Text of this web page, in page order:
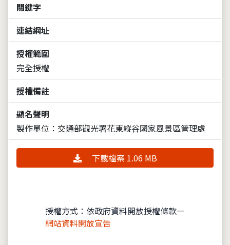
關鍵字
連結網址
授權範圍
完全授權
授權備註
顯名聲明
製作單位：交通部觀光署花東縱谷國家風景區管理處
下載檔案 1.06 MB
授權方式：依政府資料開放授權條款—
網站資料開放宣告